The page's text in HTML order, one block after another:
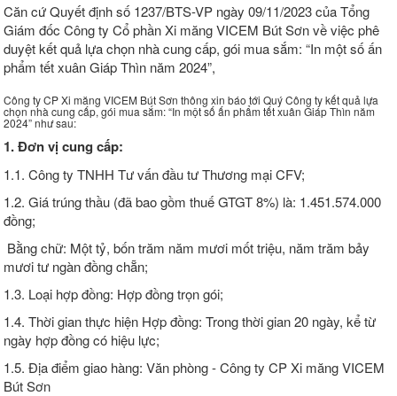
Căn cứ Quyết định số 1237/BTS-VP ngày 09/11/2023 của Tổng
Giám đốc Công ty Cổ phần Xi măng VICEM Bút Sơn về việc phê
duyệt kết quả lựa chọn nhà cung cấp, gói mua sắm: “In một số ấn
phẩm tết xuân Giáp Thìn năm 2024”,
Công ty CP Xi măng VICEM Bút Sơn thông xin báo tới Quý Công ty kết quả lựa
chọn nhà cung cấp, gói mua sắm: “In một số ấn phẩm tết xuân Giáp Thìn năm
2024” như sau:
1. Đơn vị cung cấp:
1.1. Công ty TNHH Tư vấn đầu tư Thương mại CFV;
1.2. Giá trúng thầu (đã bao gồm thuế GTGT 8%) là: 1.451.574.000
đồng;
Bằng chữ: Một tỷ, bốn trăm năm mươi mốt triệu, năm trăm bảy
mươi tư ngàn đồng chẵn;
1.3. Loại hợp đồng: Hợp đồng trọn gói;
1.4. Thời gian thực hiện Hợp đồng: Trong thời gian 20 ngày, kể từ
ngày hợp đồng có hiệu lực;
1.5. Địa điểm giao hàng: Văn phòng - Công ty CP Xi măng VICEM
Bút Sơn